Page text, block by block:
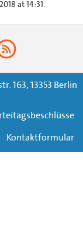
at 14:31.
163, 13353 Berlin
Kontaktformular